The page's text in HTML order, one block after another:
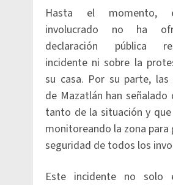
Hasta el momento,
involucrado no ha
declaración pública
incidente ni sobre la
su casa. Por su parte, las
de Mazatlán han señalado
tanto de la situación y
monitoreando la zona para
seguridad de todos los
Este incidente no solo